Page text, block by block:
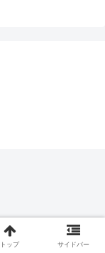
トップ サイドバー